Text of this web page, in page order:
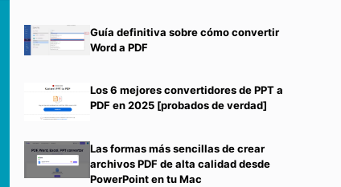
Guía definitiva sobre cómo convertir
Word a PDF
Los 6 mejores convertidores de PPT a
PDF en 2025 [probados de verdad]
Las formas más sencillas de crear
archivos PDF de alta calidad desde
PowerPoint en tu Mac